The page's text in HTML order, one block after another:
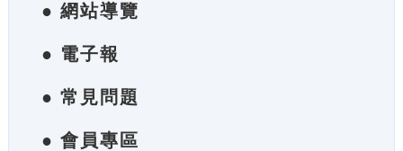
● 網站導覽
● 電子報
● 常見問題
● 會員專區